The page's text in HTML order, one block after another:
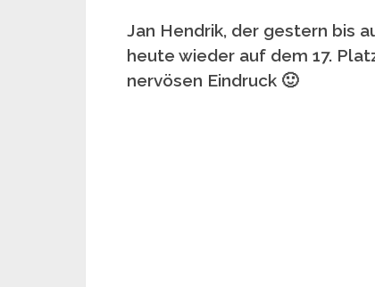
Jan Hendrik, der gestern bis
heute wieder auf dem 17.
nervösen Eindruck 🙂